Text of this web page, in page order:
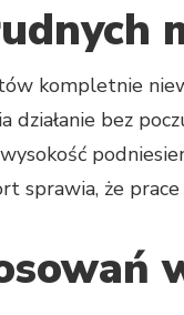
kompletnie
działanie bez
sprawia, że